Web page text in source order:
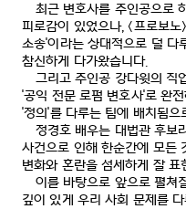
최근 변호사를 주인공으로
피로감이 있었으나, <프로보노
소송'이라는 상대적으로 덜 다
참신하게 다가왔습니다.
그리고 주인공 강다윗의 직
'공익 전문 로펌 변호사'로 완
'정의'를 다루는 팀에 배치됨
정경호 배우는 대법관 후보
사건으로 인해 한순간에 모든
변화와 혼란을 섬세하게 잘 표
이를 바탕으로 앞으로 펼쳐
깊이 있게 우리 사회 문제를